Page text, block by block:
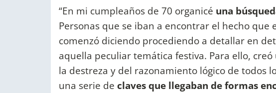
“En mi cumpleaños de 70 organicé una
Personas que se iban a encontrar el hecho que
comenzó diciendo procediendo a detallar en
aquella peculiar temática festiva. Para ello,
la destreza y del razonamiento lógico de todos
una serie de claves que llegaban de formas